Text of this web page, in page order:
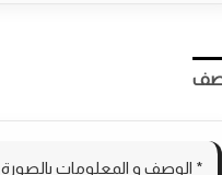
* الوصف و المعلومات بالصورة